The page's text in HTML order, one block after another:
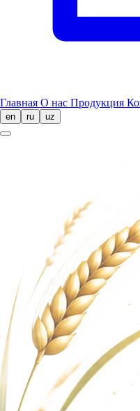
Главная О нас Продукция
en ru uz